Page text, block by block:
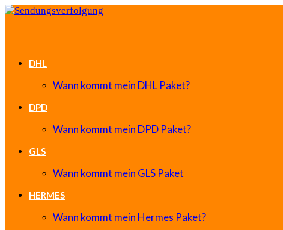
DHL
Wann kommt mein DHL Paket?
DPD
Wann kommt mein DPD Paket?
GLS
Wann kommt mein GLS Paket
HERMES
Wann kommt mein Hermes Paket?